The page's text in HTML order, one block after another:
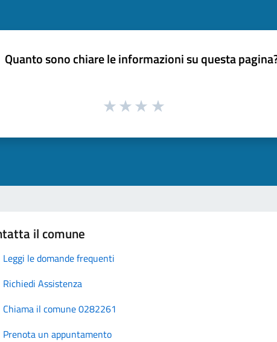
Quanto sono chiare le informazioni su questa
il comune
Leggi le domande frequenti
Richiedi Assistenza
Chiama il comune 0282261
Prenota un appuntamento